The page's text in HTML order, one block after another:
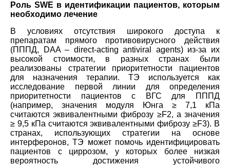
Роль SWE в идентификации пациентов, которым
необходимо лечение
В условиях отсутствия широкого доступа к
препаратам прямого противовирусного действия
(ПППД, DAA – direct-acting antiviral agents) из-за их
высокой стоимости, в разных странах были
реализованы стратегии приоритетности пациентов
для назначения терапии. TЭ используется как
исследование первой линии для определения
приоритетности пациентов с ВГС для ПППД
(например, значения модуля Юнга ≥ 7,1 кПа
считаются эквивалентными фиброзу ≥F2, а значения
≥ 9,5 кПа считаются эквивалентными фиброзу ≥F3). В
странах, использующих стратегии на основе
интерферонов, TЭ может помочь идентифицировать
пациентов с циррозом, у которых более низкая
вероятность достижения устойчивого